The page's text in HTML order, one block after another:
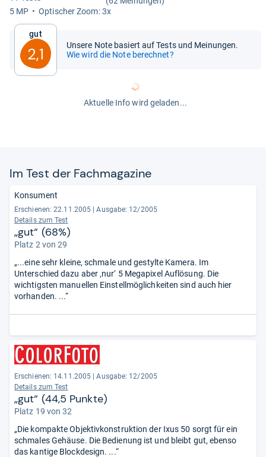
5 MP
Opti­scher Zoom: 3x
Gut
2,1
Unsere Note basiert auf Tests und Meinungen.
Wie wird die Note berechnet?
Aktuelle Info wird geladen...
Im Test der Fach­ma­ga­zine
Konsument
Erschienen: 22.11.2005
Ausgabe: 12/2005
Details zum Test
„gut“ (68%)
Platz 2 von 29
„...eine sehr kleine, schmale und gestylte Kamera. Im
Unterschied dazu aber ‚nur‘ 5 Megapixel Auflösung. Die
wichtigsten manuellen Einstellmöglichkeiten sind auch hier
vorhanden. ...“
Erschienen: 14.11.2005
Ausgabe: 12/2005
Details zum Test
„gut“ (44,5 Punkte)
Platz 19 von 32
„Die kompakte Objektivkonstruktion der Ixus 50 sorgt für ein
schmales Gehäuse. Die Bedienung ist und bleibt gut, ebenso
das kantige Blockdesign. ...“